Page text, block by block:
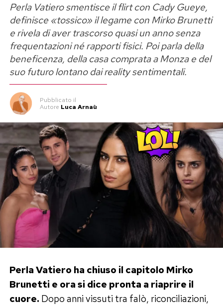
Perla Vatiero smentisce il flirt con Cady Gueye,
definisce «tossico» il legame con Mirko Brunetti
e rivela di aver trascorso quasi un anno senza
frequentazioni né rapporti fisici. Poi parla della
beneficenza, della casa comprata a Monza e del
suo futuro lontano dai reality sentimentali.
Pubblicato il
Autore Luca Arnaù
Perla Vatiero ha chiuso il capitolo Mirko
Brunetti e ora si dice pronta a riaprire il
cuore. Dopo anni vissuti tra falò, riconciliazioni,